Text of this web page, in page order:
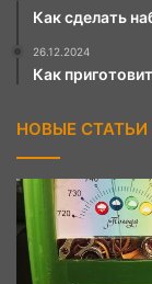
Как сделать
26.12.2024
Как
НОВЫЕ СТАТЬИ